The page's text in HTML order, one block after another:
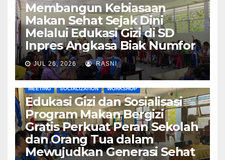
Membangun Kebiasaan
Makan Sehat Sejak Dini
Melalui Edukasi Gizi di SD
Inpres Angkasa Biak Numfor
JUL 26, 2026 RASNI
MEETING SOCIALIZATION WORKSHOP
Edukasi Gizi dan Sosialisasi
Program Makan Bergizi
Gratis Perkuat Peran Sekolah
dan Orang Tua dalam
Mewujudkan Generasi Sehat